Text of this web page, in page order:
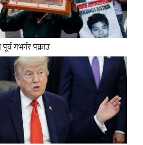
गभर्नर पक्राउ